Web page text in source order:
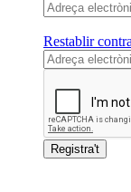
Restablir